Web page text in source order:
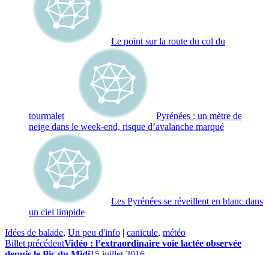
Le point sur la route du col du
tourmalet
Pyrénées : un mètre de
neige dans le week-end, risque d’avalanche marqué
Les Pyrénées se réveillent en blanc dans
un ciel limpide
Idées de balade, Un peu d'info | canicule, météo
Billet précédentVidéo : l’extraordinaire voie lactée observée